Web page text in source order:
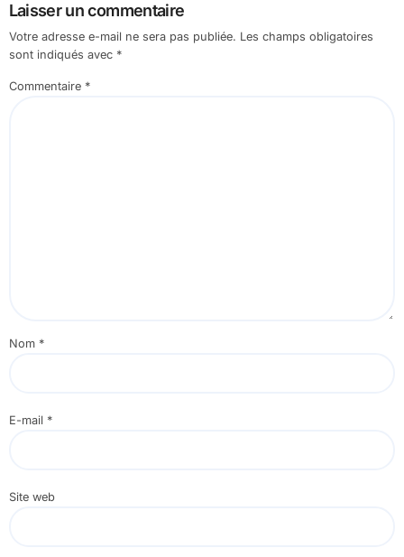
Laisser un commentaire
Votre adresse e-mail ne sera pas publiée. Les champs obligatoires
sont indiqués avec *
Commentaire *
Nom *
E-mail *
Site web